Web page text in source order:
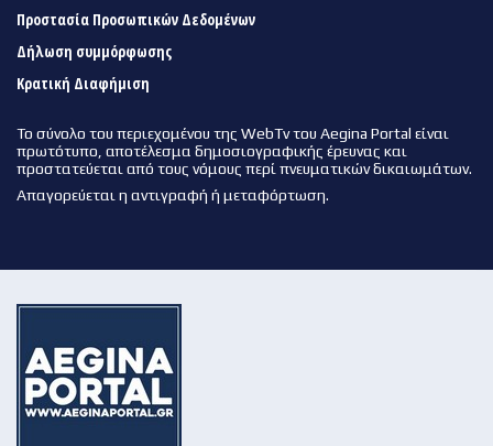
Προστασία Προσωπικών Δεδομένων
Δήλωση συμμόρφωσης
Κρατική Διαφήμιση
Το σύνολο του περιεχομένου της WebTv του Aegina Portal είναι
πρωτότυπο, αποτέλεσμα δημοσιογραφικής έρευνας και
προστατεύεται από τους νόμους περί πνευματικών δικαιωμάτων.
Απαγορεύεται η αντιγραφή ή μεταφόρτωση.